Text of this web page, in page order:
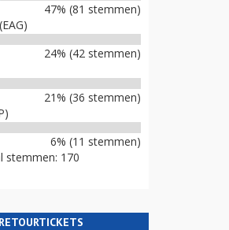
47% (81 stemmen)
24% (42 stemmen)
21% (36 stemmen)
6% (11 stemmen)
stemmen: 170